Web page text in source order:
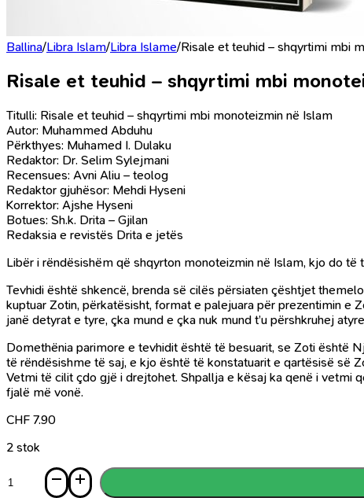
Ballina/Libra Islam/Libra Islame/Risale et teuhid – shqyrtimi mbi
Risale et teuhid – shqyrtimi mbi
Titulli: Risale et teuhid – shqyrtimi mbi monoteizmin në Islam
Autor: Muhammed Abduhu
Përkthyes: Muhamed I. Dulaku
Redaktor: Dr. Selim Sylejmani
Recensues: Avni Aliu – teolog
Redaktor gjuhësor: Mehdi Hyseni
Korrektor: Ajshe Hyseni
Botues: Sh.k. Drita – Gjilan
Redaksia e revistës Drita e jetës
Libër i rëndësishëm që shqyrton monoteizmin në Islam, kjo do
Tevhidi është shkencë, brenda së cilës përsiaten çështjet
kuptuar Zotin, përkatësisht, format e palejuara për prezentimin e
janë detyrat e tyre, çka mund e çka nuk mund t’u përshkruhej
Domethënia parimore e tevhidit është të besuarit, se Zoti është
të rëndësishme të saj, e kjo është të konstatuarit e qartësisë së
Vetmi të cilit çdo gjë i drejtohet. Shpallja e kësaj ka qenë i vetmi
fjalë më vonë.
CHF 7.90
2 stok
Risale